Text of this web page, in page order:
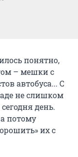
понятно,
– мешки с
автобуса... С
не слишком
день.
потому
их с